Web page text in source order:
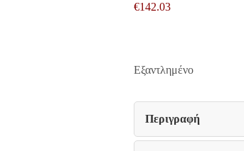
€142.03
Εξαντλημένο
Περιγραφή